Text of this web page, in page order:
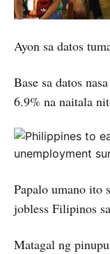
Ayon sa datos
Base sa datos
6.9% na naitala
Papalo umano
jobless Filipinos
Matagal ng